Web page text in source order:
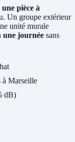
pièce à
Un groupe extérieur
unité murale
une journée sans
à Marseille
dB)